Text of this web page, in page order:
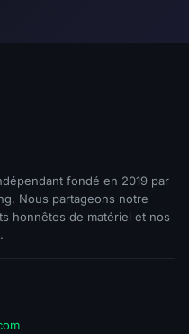
fondé en 2019 par
Nous partageons notre
honnêtes de matériel et nos